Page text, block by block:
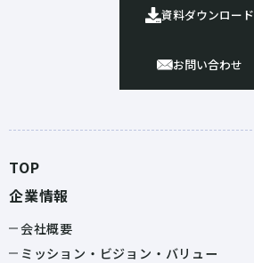
資料ダウンロード
お問い合わせ
TOP
企業情報
会社概要
ミッション・ビジョン・バリュー